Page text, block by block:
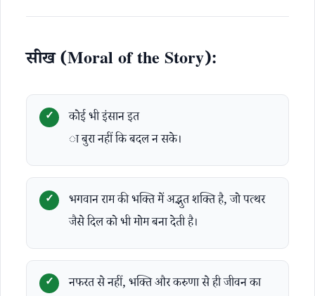
सीख (Moral of the Story):
कोई भी इंसान इत
ा बुरा नहीं कि बदल न सके।
भगवान राम की भक्ति में अद्भुत शक्ति है, जो पत्थर
जैसे दिल को भी मोम बना देती है।
नफरत से नहीं, भक्ति और करुणा से ही जीवन का